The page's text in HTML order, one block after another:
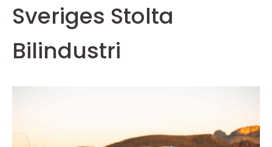
Sveriges Stolta
Bilindustri